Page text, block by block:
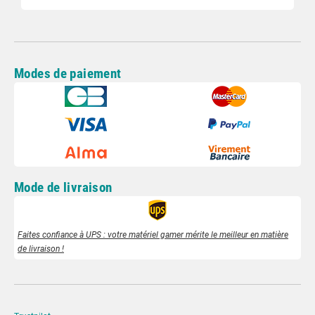
Modes de paiement
Mode de livraison
Faites confiance à UPS : votre matériel gamer mérite le meilleur en matière
de livraison !